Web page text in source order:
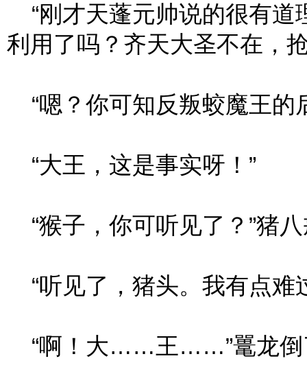
“刚才天蓬元帅说的很有道
利用了吗？齐天大圣不在，
“嗯？你可知反叛蛟魔王的
“大王，这是事实呀！”
“猴子，你可听见了？”猪
“听见了，猪头。我有点难
“啊！大……王……”鼍龙倒